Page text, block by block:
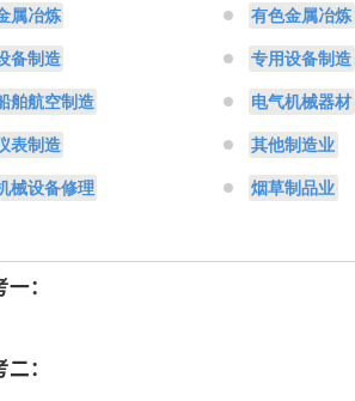
属冶炼 有色金属冶炼
备制造 专用设备制造
舶航空制造 电气机械器材
表制造 其他制造业
械设备修理 烟草制品业
：
：